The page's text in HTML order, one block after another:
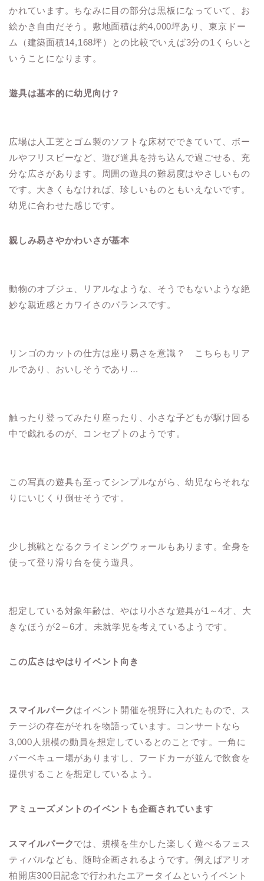
かれています。ちなみに目の部分は黒板になっていて、お
絵かき自由だそう。敷地面積は約4,000坪あり、東京ドー
ム（建築面積14,168坪）との比較でいえば3分の1くらいと
いうことになります。
遊具は基本的に幼児向け？
広場は人工芝とゴム製のソフトな床材でできていて、ボー
ルやフリスビーなど、遊び道具を持ち込んで過ごせる、充
分な広さがあります。周囲の遊具の難易度はやさしいもの
です。大きくもなければ、珍しいものともいえないです。
幼児に合わせた感じです。
親しみ易さやかわいさが基本
動物のオブジェ、リアルなような、そうでもないような絶
妙な親近感とカワイさのバランスです。
リンゴのカットの仕方は座り易さを意識？ こちらもリア
ルであり、おいしそうであり…
触ったり登ってみたり座ったり、小さな子どもが駆け回る
中で戯れるのが、コンセプトのようです。
この写真の遊具も至ってシンプルながら、幼児ならそれな
りにいじくり倒せそうです。
少し挑戦となるクライミングウォールもあります。全身を
使って登り滑り台を使う遊具。
想定している対象年齢は、やはり小さな遊具が1～4才、大
きなほうが2～6才。未就学児を考えているようです。
この広さはやはりイベント向き
スマイルパークはイベント開催を視野に入れたもので、ス
テージの存在がそれを物語っています。コンサートなら
3,000人規模の動員を想定しているとのことです。一角に
バーベキュー場がありますし、フードカーが並んで飲食を
提供することを想定しているよう。
アミューズメントのイベントも企画されています
スマイルパークでは、規模を生かした楽しく遊べるフェス
ティバルなども、随時企画されるようです。例えばアリオ
柏開店300日記念で行われたエアータイムというイベント